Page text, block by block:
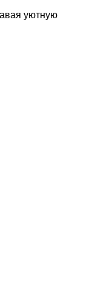
уютную